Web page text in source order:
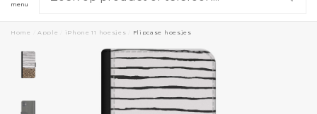
menu
Home Apple iPhone 11 hoesjes Flipcase hoesjes